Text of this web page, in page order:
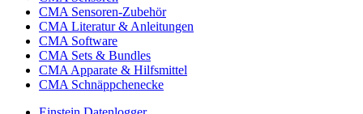
CMA Sensoren-Zubehör
CMA Literatur & Anleitungen
CMA Software
CMA Sets & Bundles
CMA Apparate & Hilfsmittel
CMA Schnäppchenecke